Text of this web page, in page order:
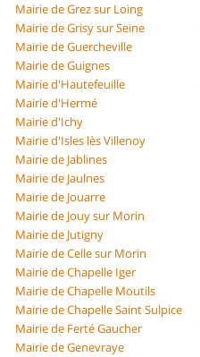
Mairie de Grez sur Loing
Mairie de Grisy sur Seine
Mairie de Guercheville
Mairie de Guignes
Mairie d'Hautefeuille
Mairie d'Hermé
Mairie d'Ichy
Mairie d'Isles lès Villenoy
Mairie de Jablines
Mairie de Jaulnes
Mairie de Jouarre
Mairie de Jouy sur Morin
Mairie de Jutigny
Mairie de Celle sur Morin
Mairie de Chapelle Iger
Mairie de Chapelle Moutils
Mairie de Chapelle Saint Sulpice
Mairie de Ferté Gaucher
Mairie de Genevraye